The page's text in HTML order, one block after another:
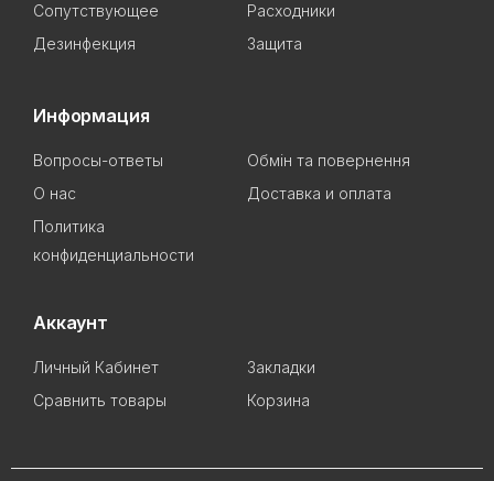
Сопутствующее
Расходники
Дезинфекция
Защита
Информация
Вопросы-ответы
Обмін та повернення
О нас
Доставка и оплата
Политика
конфиденциальности
Аккаунт
Личный Кабинет
Закладки
Сравнить товары
Корзина